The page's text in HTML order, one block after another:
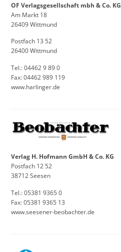
OF Verlagsgesellschaft mbh & Co. KG
Am Markt 18
26409 Wittmund
Postfach 13 52
26400 Wittmund
Tel.: 04462 9 89 0
Fax: 04462 989 119
www.harlinger.de
Verlag H. Hofmann GmbH & Co. KG
Postfach 12 52
38712 Seesen
Tel.: 05381 9365 0
Fax: 05381 9365 13
www.seesener-beobachter.de